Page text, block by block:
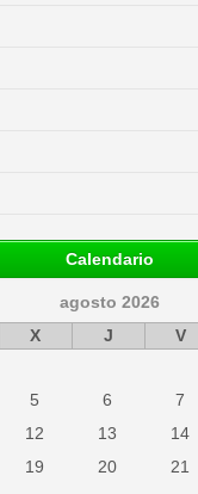
Calendario
agosto 2026
X J V
5 6 7
12 13 14
19 20 21